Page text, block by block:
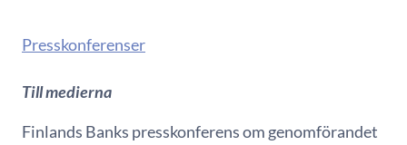
Presskonferenser
Till medierna
Finlands Banks presskonferens om genomförandet